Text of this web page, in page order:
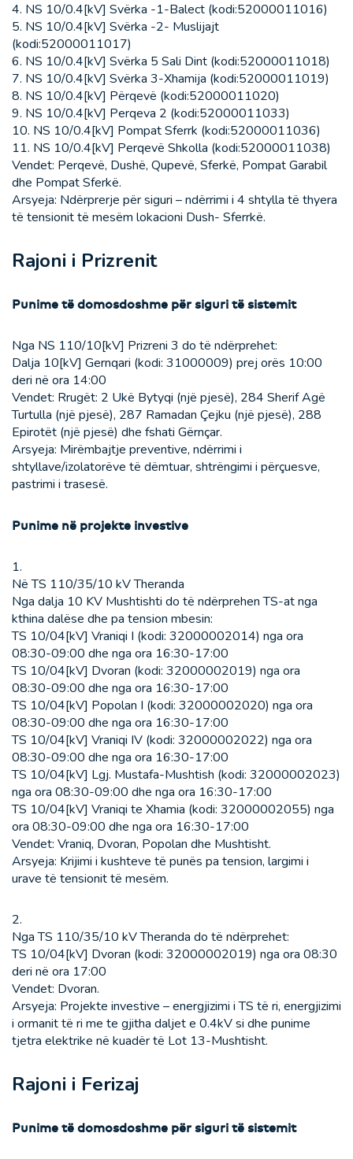
4. NS 10/0.4[kV] Svërka -1-Balect (kodi:52000011016)
5. NS 10/0.4[kV] Svërka -2- Muslijajt
(kodi:52000011017)
6. NS 10/0.4[kV] Svërka 5 Sali Dint (kodi:52000011018)
7. NS 10/0.4[kV] Svërka 3-Xhamija (kodi:52000011019)
8. NS 10/0.4[kV] Përqevë (kodi:52000011020)
9. NS 10/0.4[kV] Perqeva 2 (kodi:52000011033)
10. NS 10/0.4[kV] Pompat Sferrk (kodi:52000011036)
11. NS 10/0.4[kV] Perqevë Shkolla (kodi:52000011038)
Vendet: Perqevë, Dushë, Qupevë, Sferkë, Pompat Garabil
dhe Pompat Sferkë.
Arsyeja: Ndërprerje për siguri – ndërrimi i 4 shtylla të thyera
të tensionit të mesëm lokacioni Dush- Sferrkë.
Rajoni i Prizrenit
Punime të domosdoshme për siguri të sistemit
Nga NS 110/10[kV] Prizreni 3 do të ndërprehet:
Dalja 10[kV] Gernqari (kodi: 31000009) prej orës 10:00
deri në ora 14:00
Vendet: Rrugët: 2 Ukë Bytyqi (një pjesë), 284 Sherif Agë
Turtulla (një pjesë), 287 Ramadan Çejku (një pjesë), 288
Epirotët (një pjesë) dhe fshati Gërnçar.
Arsyeja: Mirëmbajtje preventive, ndërrimi i
shtyllave/izolatorëve të dëmtuar, shtrëngimi i përçuesve,
pastrimi i trasesë.
Punime në projekte investive
1.
Në TS 110/35/10 kV Theranda
Nga dalja 10 KV Mushtishti do të ndërprehen TS-at nga
kthina dalëse dhe pa tension mbesin:
TS 10/04[kV] Vraniqi I (kodi: 32000002014) nga ora
08:30-09:00 dhe nga ora 16:30-17:00
TS 10/04[kV] Dvoran (kodi: 32000002019) nga ora
08:30-09:00 dhe nga ora 16:30-17:00
TS 10/04[kV] Popolan I (kodi: 32000002020) nga ora
08:30-09:00 dhe nga ora 16:30-17:00
TS 10/04[kV] Vraniqi IV (kodi: 32000002022) nga ora
08:30-09:00 dhe nga ora 16:30-17:00
TS 10/04[kV] Lgj. Mustafa-Mushtish (kodi: 32000002023)
nga ora 08:30-09:00 dhe nga ora 16:30-17:00
TS 10/04[kV] Vraniqi te Xhamia (kodi: 32000002055) nga
ora 08:30-09:00 dhe nga ora 16:30-17:00
Vendet: Vraniq, Dvoran, Popolan dhe Mushtisht.
Arsyeja: Krijimi i kushteve të punës pa tension, largimi i
urave të tensionit të mesëm.
2.
Nga TS 110/35/10 kV Theranda do të ndërprehet:
TS 10/04[kV] Dvoran (kodi: 32000002019) nga ora 08:30
deri në ora 17:00
Vendet: Dvoran.
Arsyeja: Projekte investive – energjizimi i TS të ri, energjizimi
i ormanit të ri me te gjitha daljet e 0.4kV si dhe punime
tjetra elektrike në kuadër të Lot 13-Mushtisht.
Rajoni i Ferizaj
Punime të domosdoshme për siguri të sistemit